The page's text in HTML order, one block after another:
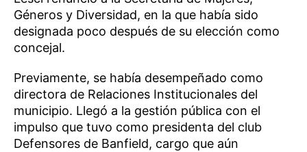
Géneros y Diversidad, en la que había sido
designada poco después de su elección como
concejal.
Previamente, se había desempeñado como
directora de Relaciones Institucionales del
municipio. Llegó a la gestión pública con el
impulso que tuvo como presidenta del club
Defensores de Banfield, cargo que aún